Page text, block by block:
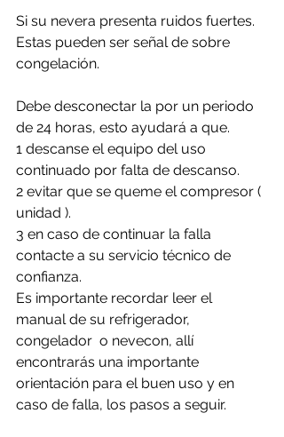
Si su nevera presenta ruidos fuertes.
Estas pueden ser señal de sobre
congelación.
Debe desconectar la por un periodo
de 24 horas, esto ayudará a que.
1 descanse el equipo del uso
continuado por falta de descanso.
2 evitar que se queme el compresor (
unidad ).
3 en caso de continuar la falla
contacte a su servicio técnico de
confianza.
Es importante recordar leer el
manual de su refrigerador,
congelador  o nevecon, allí
encontrarás una importante
orientación para el buen uso y en
caso de falla, los pasos a seguir.